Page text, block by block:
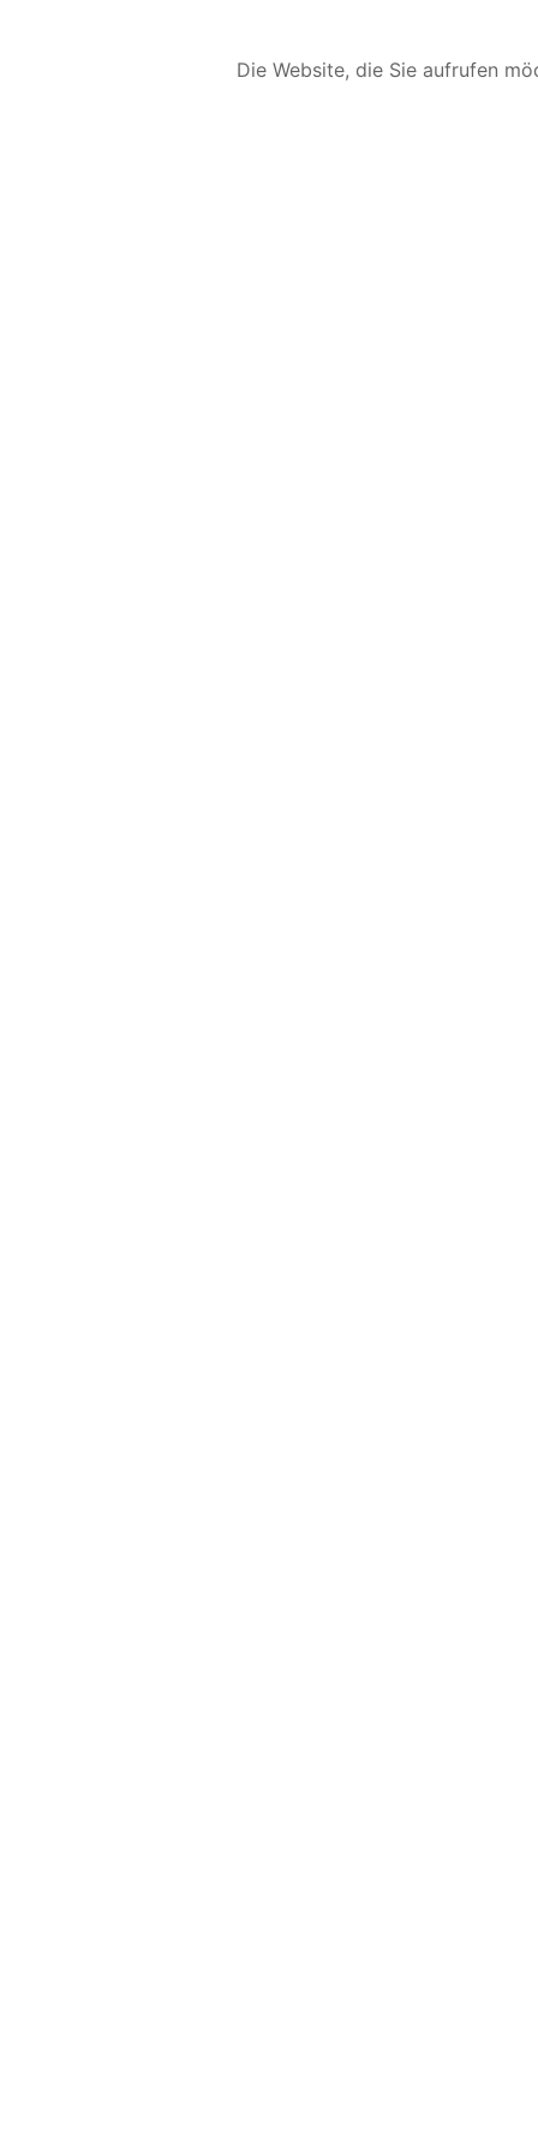
Die Website, die Sie aufrufen